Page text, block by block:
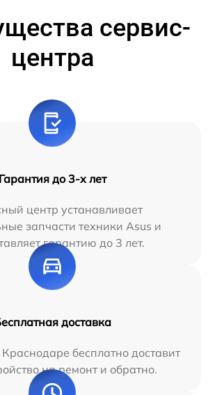
сервис-
центра
Гарантия до 3-х лет
центр устанавливает
запчасти техники Asus и
гарантию до 3 лет.
доставка
бесплатно доставит
на ремонт и обратно.